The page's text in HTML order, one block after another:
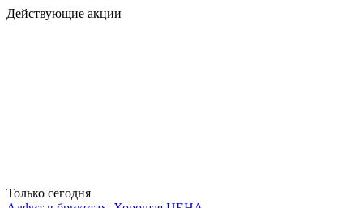
Действующие акции
Только сегодня